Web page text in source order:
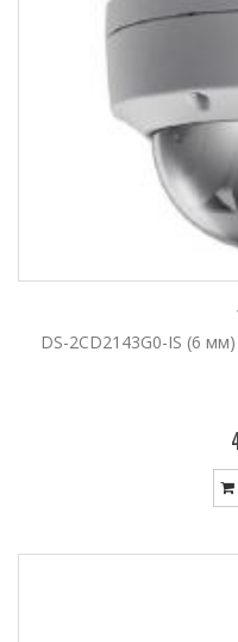
DS-2CD2143G0-IS (6